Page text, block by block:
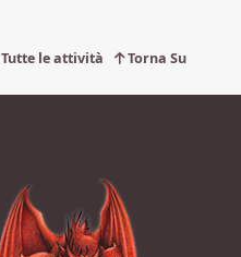
Tutte le attività Torna Su